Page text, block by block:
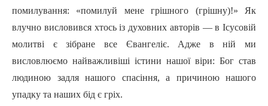
помилування: «помилуй мене гpiшнoгo (грішну)!» Як
влучно висловився хтось із духовних авторів — в Ісусовій
молитві є зібране все Євангеліє. Адже в ній ми
висловлюємо найважливіші істини нашої віри: Бог став
людиною задля нашого спасіння, а причиною нашого
упадку та наших бід є гpix.